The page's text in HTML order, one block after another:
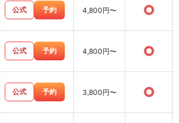
公式 予約 4,800円〜 ○
公式 予約 4,800円〜 ○
公式 予約 3,800円〜 ○